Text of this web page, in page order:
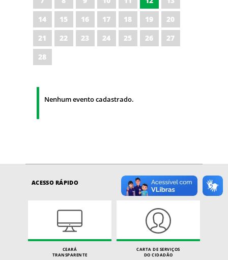
14
15 16 17 18 19
20
21
22 23 24 25 26
27
28
Nenhum evento cadastrado.
ACESSO RÁPIDO
CEARÁ
TRANSPARENTE
CARTA DE SERVIÇOS
DO CIDADÃO